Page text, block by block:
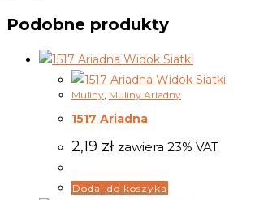
Podobne produkty
Widok Siatki
Widok Siatki
Muliny Muliny Ariadny
1517 Ariadna
2,19 zł zawiera 23% VAT
Dodaj do koszyka